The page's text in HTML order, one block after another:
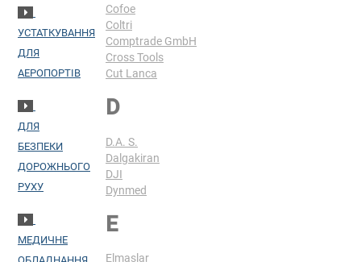
УСТАТКУВАННЯ
ДЛЯ
АЕРОПОРТІВ
ДЛЯ
БЕЗПЕКИ
ДОРОЖНЬОГО
РУХУ
МЕДИЧНЕ
Cofoe
Coltri
Comptrade GmbH
Cross Tools
Cut Lanca
D
D.A. S.
Dalgakiran
DJI
Dynmed
E
Elmaslar